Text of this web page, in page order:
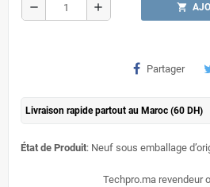
remove add shopping_cart
Partager
Livraison rapide partout au Maroc (60 DH)
État de Produit: Neuf sous emballage
Techpro.ma revendeur